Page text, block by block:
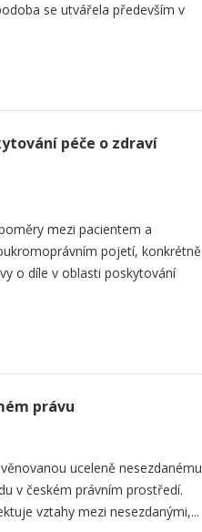
se utvářela především v
péče o zdraví
mezi pacientem a
pojetí, konkrétně
o díle v oblasti poskytování
právu
uceleně nesezdanému
v českém právním prostředí.
vztahy mezi nesezdanými,...